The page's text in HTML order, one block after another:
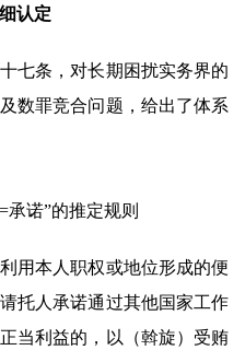
认定
七条，对长期困扰实务界的
数罪竞合问题，给出了体系
承诺”的推定规则
用本人职权或地位形成的便
托人承诺通过其他国家工作
当利益的，以（斡旋）受贿